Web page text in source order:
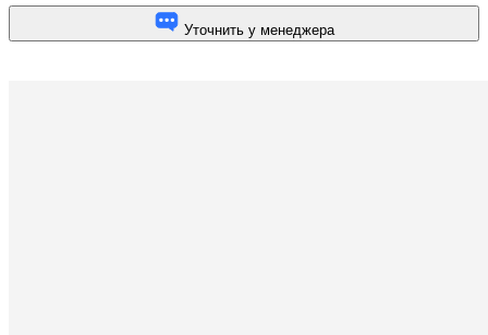
Уточнить у менеджера